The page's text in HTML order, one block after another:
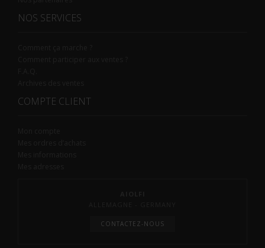
NOS SERVICES
COMPTE CLIENT
CONTACTEZ-NOUS